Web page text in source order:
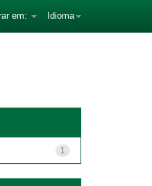
Idioma
em:
1